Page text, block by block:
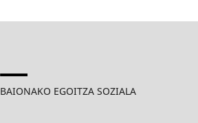
BAIONAKO EGOITZA SOZIALA